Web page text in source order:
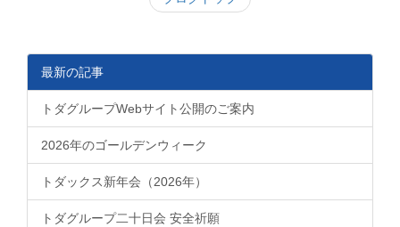
最新の記事
トダグループWebサイト公開のご案内
2026年のゴールデンウィーク
トダックス新年会（2026年）
トダグループ二十日会 安全祈願